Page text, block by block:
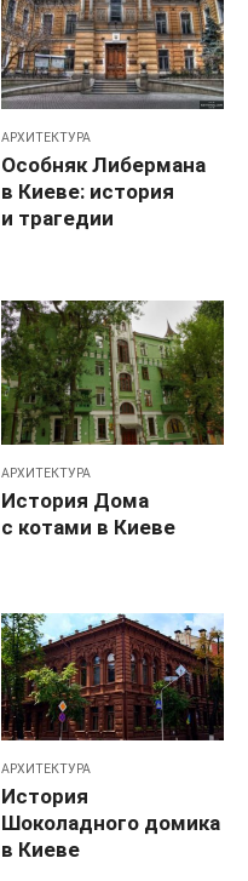
АРХИТЕКТУРА
Особняк Либермана
в Киеве: история
и трагедии
АРХИТЕКТУРА
История Дома
с котами в Киеве
АРХИТЕКТУРА
История
Шоколадного домика
в Киеве